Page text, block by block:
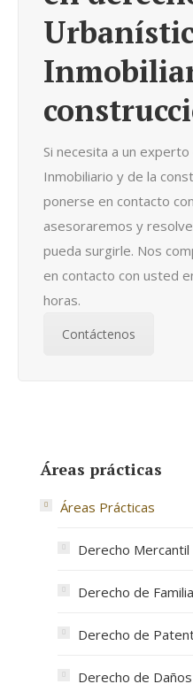
Si necesita a un
Inmobiliario y de la
ponerse en contacto
asesoraremos y
pueda surgirle. Nos
en contacto con usted
horas.
Contáctenos
Áreas prácticas
Áreas Prácticas
Derecho Mercantil
Derecho de Familia
Derecho de
Derecho de